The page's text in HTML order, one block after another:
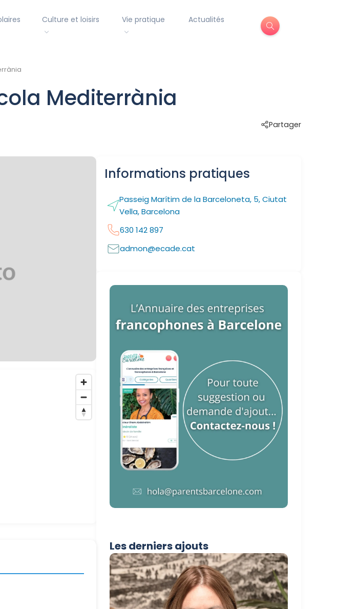
Culture et loisirs Vie pratique Actualités
Mediterrània
Partager
Informations pratiques
Passeig Marítim de la Barceloneta, 5, Ciutat
Vella, Barcelona
630 142 897
admon@ecade.cat
Les derniers ajouts